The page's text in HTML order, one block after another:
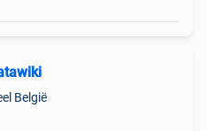
België